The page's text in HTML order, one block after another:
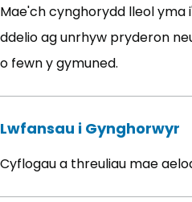
Mae'ch cynghorydd lleol yma
ddelio ag unrhyw pryderon
o fewn y gymuned.
Lwfansau i Gynghorwyr
Cyflogau a threuliau mae